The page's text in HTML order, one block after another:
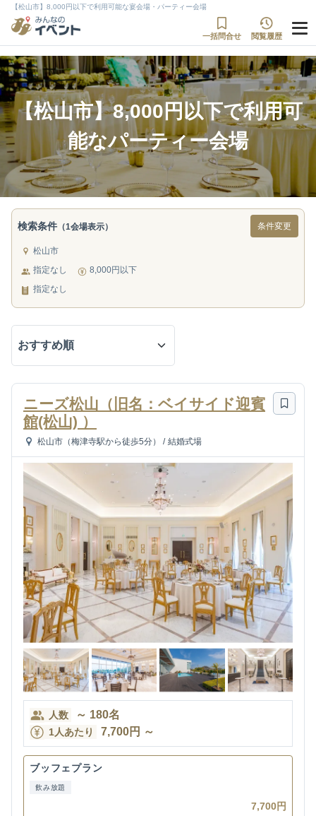
【松山市】8,000円以下で利用可能な宴会場・パーティー会場
一括問合せ 閲覧履歴
【松山市】8,000円以下で利用可
能なパーティー会場
検索条件 （1会場表示） 条件変更
松山市
指定なし
8,000円以下
指定なし
ニーズ松山（旧名：ベイサイド迎賓
館(松山) ）
松山市（梅津寺駅から徒歩5分） / 結婚式場
人数 ～ 180名
1人あたり 7,700円 ～
ブッフェプラン
飲み放題
7,700円